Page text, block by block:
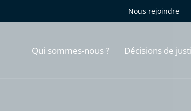
Nous rejoindre
Qui sommes-nous ? Décisions de